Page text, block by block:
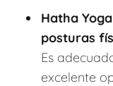
Hatha
posturas
Es
excelente